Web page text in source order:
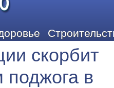
скорбит
поджога в